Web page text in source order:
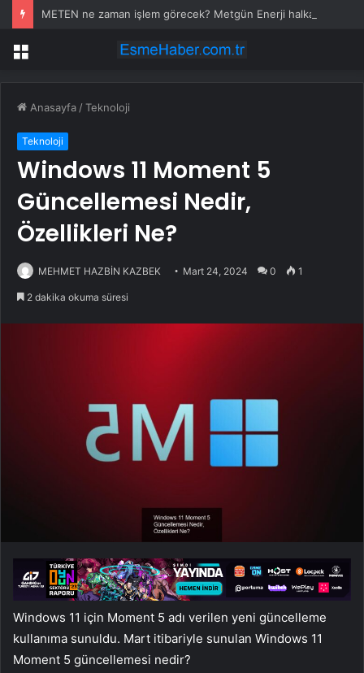
Menü
Anasayfa /Teknoloji
Teknoloji
Windows 11 Moment 5
Güncellemesi Nedir,
Özellikleri Ne?
MEHMET HAZBİN KAZBEK Mart 24, 2024 0 1
2 dakika okuma süresi
Windows 11 için Moment 5 adı verilen yeni güncelleme
kullanıma sunuldu. Mart itibariyle sunulan Windows 11
Moment 5 güncellemesi nedir?